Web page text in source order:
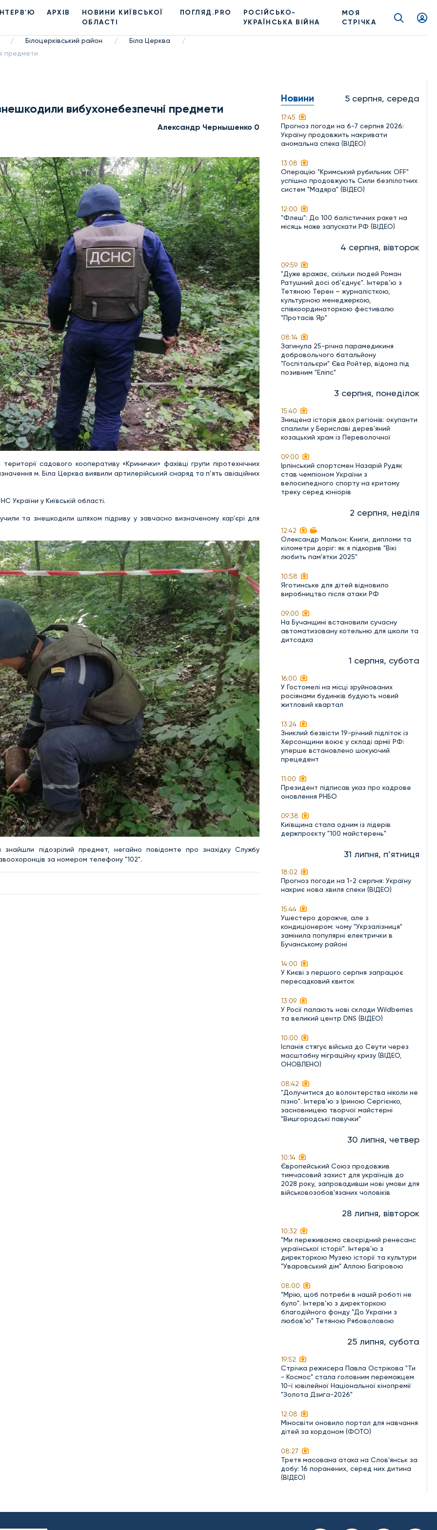
АРХІВ
НОВИНИ КИЇВСЬКОЇ
ОБЛАСТІ
ПОГЛЯД.PRO
РОСІЙСЬКО-
УКРАЇНСЬКА ВІЙНА
МОЯ
СТРІЧКА
/ Білоцерківський район / Біла Церква
/
предмети
знешкодили вибухонебезпечні предмети
Александр Чернышенко 0
садового кооперативу «Кринички» фахівці групи піротехнічних
м. Біла Церква виявили артилерійський снаряд та п’ять авіаційних
України у Київській області.
та знешкодили шляхом підриву у завчасно визначеному кар’єрі для
підозрілий предмет, негайно повідомте про знахідку Службу
за номером телефону "102".
Новини 5 серпня, середа
17:45
Прогноз погоди на 6-7 серпня 2026:
Україну продовжить накривати
аномальна спека (ВІДЕО)
13:08
Операцію "Кримський рубильник OFF"
успішно продовжують Сили безпілотних
систем "Мадяра" (ВІДЕО)
12:00
"Флеш": До 100 балістичних ракет на
місяць може запускати РФ (ВІДЕО)
4 серпня, вівторок
09:59
"Дуже вражає, скільки людей Роман
Ратушний досі об'єднує". Інтерв’ю з
Тетяною Терен – журналісткою,
культурною менеджеркою,
співкоординаторкою фестивалю
"Протасів Яр"
08:14
Загинула 25-річна парамедикиня
добровольчого батальйону
"Госпітальєри" Єва Ройтер, відома під
позивним "Еліпс"
3 серпня, понеділок
15:40
Знищена історія двох регіонів: окупанти
спалили у Бериславі дерев'яний
козацький храм із Переволочної
09:00
Ірпінський спортсмен Назарій Рудяк
став чемпіоном України з
велосипедного спорту на критому
треку серед юніорів
2 серпня, неділя
12:42
Олександр Мальон: Книги, дипломи та
кілометри доріг: як я підкорив "Вікі
любить пам'ятки 2025"
10:58
Яготинське для дітей відновило
виробництво після атаки РФ
09:00
На Бучанщині встановили сучасну
автоматизовану котельню для школи та
дитсадка
1 серпня, субота
16:00
У Гостомелі на місці зруйнованих
росіянами будинків будують новий
житловий квартал
13:24
Зниклий безвісти 19-річний підліток із
Херсонщини воює у складі армії РФ:
уперше встановлено шокуючий
прецедент
11:00
Президент підписав указ про кадрове
оновлення РНБО
09:38
Київщина стала одним із лідерів
держпроєкту "100 майстерень"
31 липня, п’ятниця
18:02
Прогноз погоди на 1-2 серпня: Україну
накриє нова хвиля спеки (ВІДЕО)
15:44
Ушестеро дорожче, але з
кондиціонером: чому "Укрзалізниця"
замінила популярні електрички в
Бучанському районі
14:00
У Києві з першого серпня запрацює
пересадковий квиток
13:09
У Росії палають нові склади Wildberries
та великий центр DNS (ВІДЕО)
10:00
Іспанія стягує війська до Сеути через
масштабну міграційну кризу (ВІДЕО,
ОНОВЛЕНО)
08:42
"Долучитися до волонтерства ніколи не
пізно". Інтерв’ю з Іриною Сергієнко,
засновницею творчої майстерні
"Вишгородські павучки"
30 липня, четвер
10:14
Європейський Союз продовжив
тимчасовий захист для українців до
2028 року, запровадивши нові умови для
військовозобов'язаних чоловіків
28 липня, вівторок
10:32
"Ми переживаємо своєрідний ренесанс
української історії". Інтерв’ю з
директоркою Музею історії та культури
"Уваровський дім" Аллою Багіровою
08:00
"Мрію, щоб потреби в нашій роботі не
було". Інтерв’ю з директоркою
благодійного фонду "До України з
любов’ю" Тетяною Рябоволовою
25 липня, субота
19:52
Стрічка режисера Павла Острікова "Ти
- Космос" стала головним переможцем
10-ї ювілейної Національної кінопремії
"Золота Дзиґа-2026"
12:08
Міносвіти оновило портал для навчання
дітей за кордоном (ФОТО)
08:27
Третя масована атака на Слов'янськ за
добу: 16 поранених, серед них дитина
(ВІДЕО)